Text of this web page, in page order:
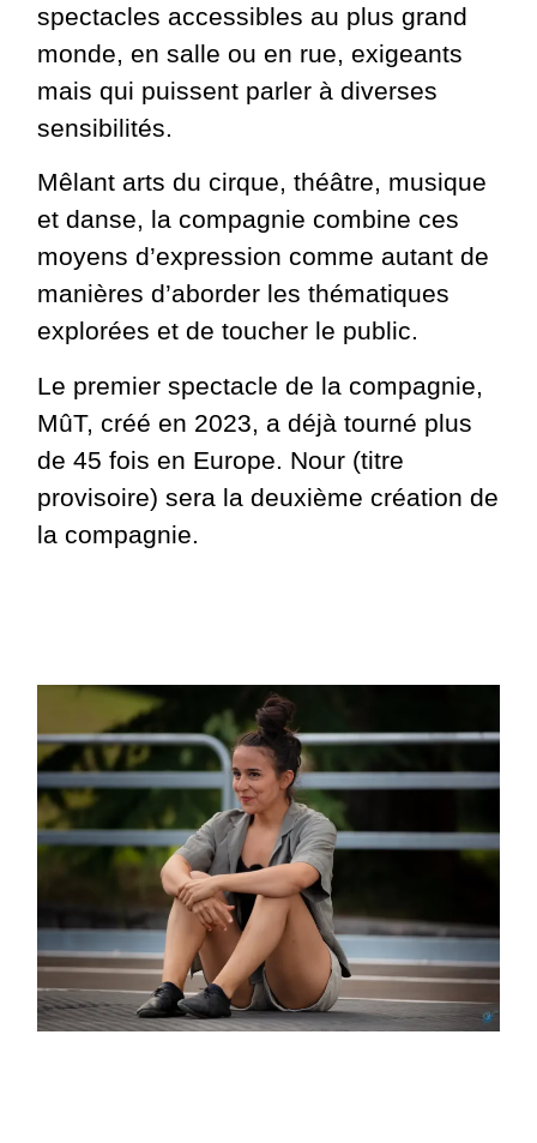
spectacles accessibles au plus grand
monde, en salle ou en rue, exigeants
mais qui puissent parler à diverses
sensibilités.
Mêlant arts du cirque, théâtre, musique
et danse, la compagnie combine ces
moyens d’expression comme autant de
manières d’aborder les thématiques
explorées et de toucher le public.
Le premier spectacle de la compagnie,
MûT, créé en 2023, a déjà tourné plus
de 45 fois en Europe. Nour (titre
provisoire) sera la deuxième création de
la compagnie.